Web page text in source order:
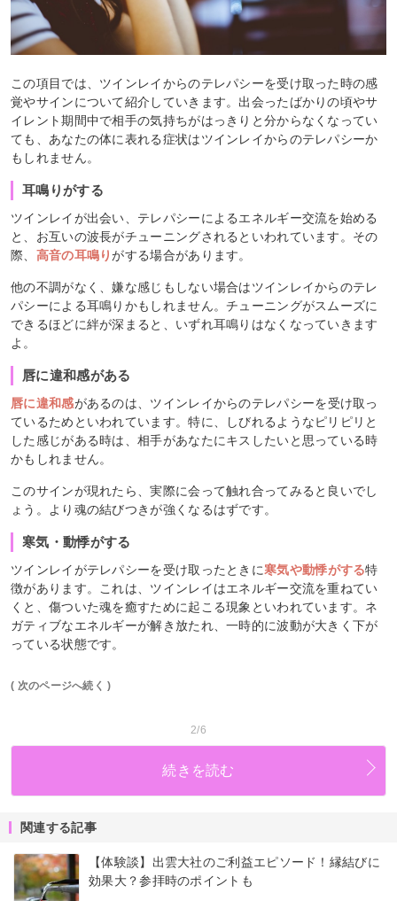
この項目では、ツインレイからのテレパシーを受け取った時の感
覚やサインについて紹介していきます。出会ったばかりの頃やサ
イレント期間中で相手の気持ちがはっきりと分からなくなってい
ても、あなたの体に表れる症状はツインレイからのテレパシーか
もしれません。
耳鳴りがする
ツインレイが出会い、テレパシーによるエネルギー交流を始める
と、お互いの波長がチューニングされるといわれています。その
際、 高音の耳鳴りがする場合があります。
他の不調がなく、嫌な感じもしない場合はツインレイからのテレ
パシーによる耳鳴りかもしれません。チューニングがスムーズに
できるほどに絆が深まると、いずれ耳鳴りはなくなっていきます
よ。
唇に違和感がある
唇に違和感があるのは、ツインレイからのテレパシーを受け取っ
ているためといわれています。特に、しびれるようなピリピリと
した感じがある時は、相手があなたにキスしたいと思っている時
かもしれません。
このサインが現れたら、実際に会って触れ合ってみると良いでし
ょう。より魂の結びつきが強くなるはずです。
寒気・動悸がする
ツインレイがテレパシーを受け取ったときに寒気や動悸がする特
徴があります。これは、ツインレイはエネルギー交流を重ねてい
くと、傷ついた魂を癒すために起こる現象といわれています。ネ
ガティブなエネルギーが解き放たれ、一時的に波動が大きく下が
っている状態です。
( 次のページへ続く )
2/6
続きを読む
関連する記事
【体験談】出雲大社のご利益エピソード！縁結びに
効果大？参拝時のポイントも